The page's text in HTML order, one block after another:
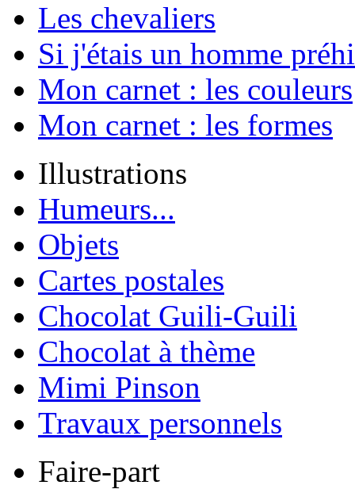
Les chevaliers
Si j'étais un homme
Mon carnet : les couleurs
Mon carnet : les formes
Illustrations
Humeurs...
Objets
Cartes postales
Chocolat Guili-Guili
Chocolat à thème
Mimi Pinson
Travaux personnels
Faire-part